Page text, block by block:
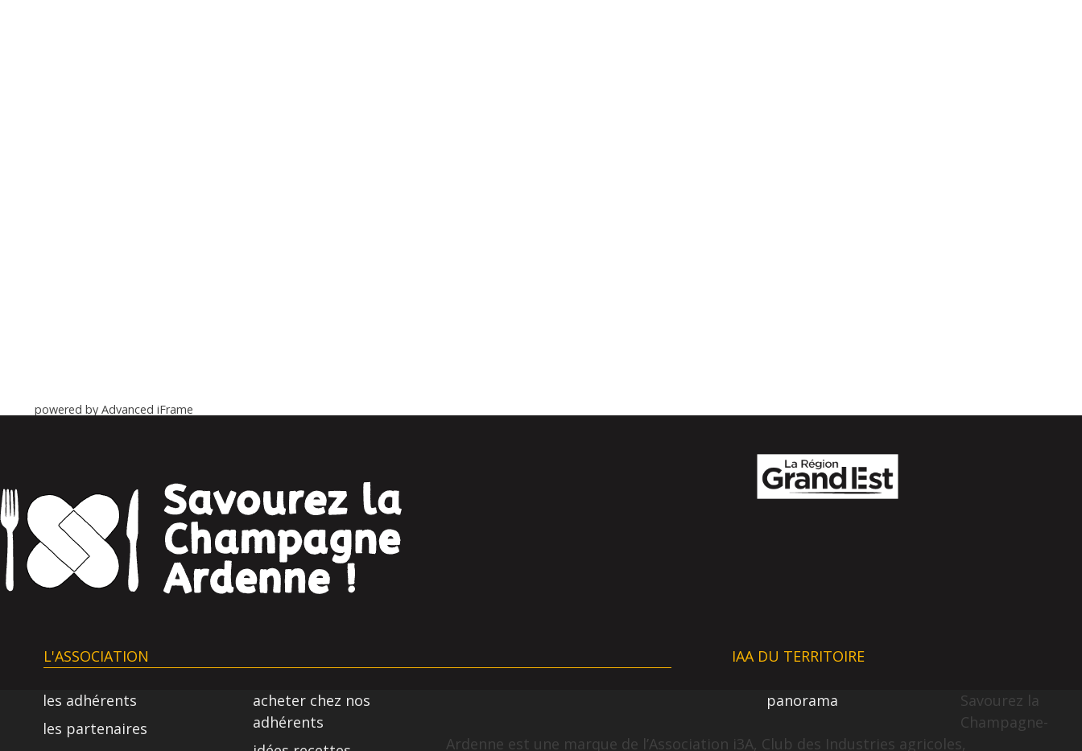
powered by Advanced iFrame
L'ASSOCIATION IAA DU TERRITOIRE
les adhérents
les partenaires
acheter chez nos
adhérents
panorama
Savourez la
Champagne-
Ardenne est une marque de l’Association i3A, Club des Industries agricoles,